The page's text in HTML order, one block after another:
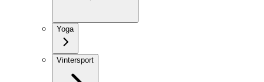
Yoga
Vintersport